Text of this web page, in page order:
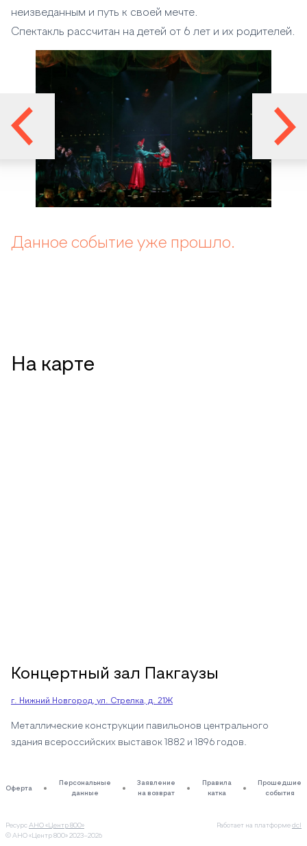
неизведанным и путь к своей мечте.
Спектакль рассчитан на детей от 6 лет и их родителей.
Данное событие уже прошло.
На карте
Концертный зал Пакгаузы
г. Нижний Новгород, ул. Стрелка, д. 21Ж
Металлические конструкции павильонов центрального
здания всероссийских выставок 1882 и 1896 годов.
Оферта
Персональные
данные
Заявление
на возврат
Правила
катка
Прошедшие
события
Ресурс АНО «Центр 800»
© АНО «Центр 800» 2023–2026
Работает на платформе dcl